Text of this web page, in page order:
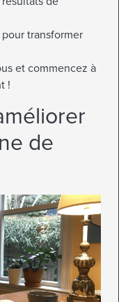
transformer
et commencez à
!
de